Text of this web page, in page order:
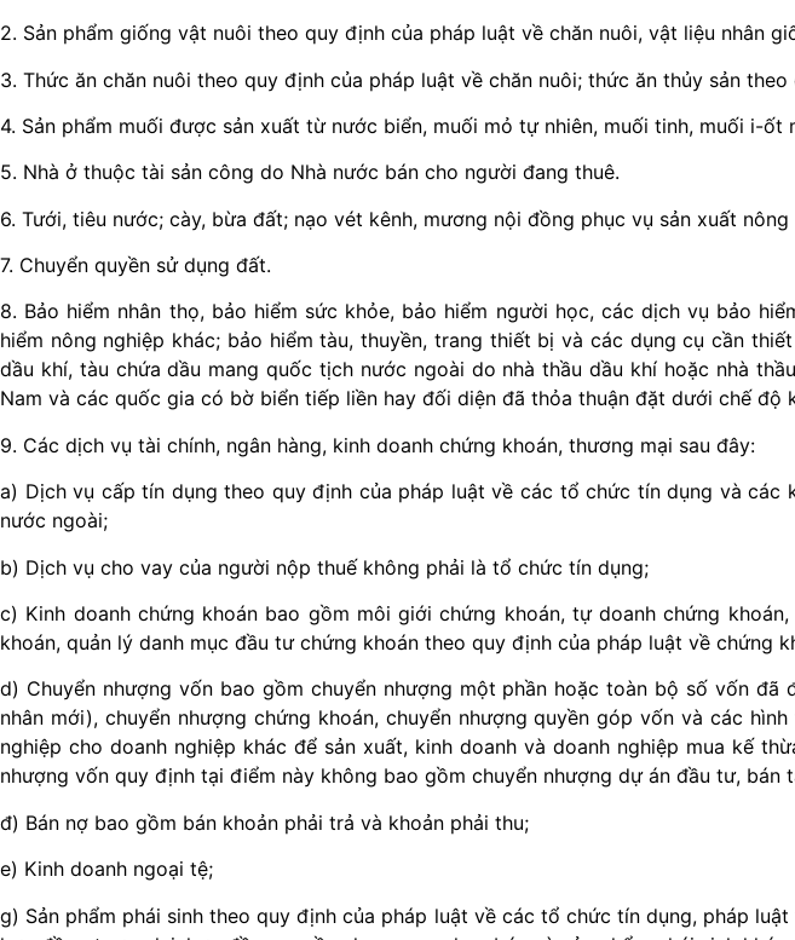
2. Sản phẩm giống vật nuôi theo quy định của pháp luật về chăn nuôi, vật liệu nhân
3. Thức ăn chăn nuôi theo quy định của pháp luật về chăn nuôi; thức ăn thủy sản
4. Sản phẩm muối được sản xuất từ nước biển, muối mỏ tự nhiên, muối tinh, muối i-
5. Nhà ở thuộc tài sản công do Nhà nước bán cho người đang thuê.
6. Tưới, tiêu nước; cày, bừa đất; nạo vét kênh, mương nội đồng phục vụ sản xuất
7. Chuyển quyền sử dụng đất.
8. Bảo hiểm nhân thọ, bảo hiểm sức khỏe, bảo hiểm người học, các dịch vụ bảo
hiểm nông nghiệp khác; bảo hiểm tàu, thuyền, trang thiết bị và các dụng cụ cần
dầu khí, tàu chứa dầu mang quốc tịch nước ngoài do nhà thầu dầu khí hoặc nhà
Nam và các quốc gia có bờ biển tiếp liền hay đối diện đã thỏa thuận đặt dưới chế độ
9. Các dịch vụ tài chính, ngân hàng, kinh doanh chứng khoán, thương mại sau đây:
a) Dịch vụ cấp tín dụng theo quy định của pháp luật về các tổ chức tín dụng và các
nước ngoài;
b) Dịch vụ cho vay của người nộp thuế không phải là tổ chức tín dụng;
c) Kinh doanh chứng khoán bao gồm môi giới chứng khoán, tự doanh chứng
khoán, quản lý danh mục đầu tư chứng khoán theo quy định của pháp luật về chứng
d) Chuyển nhượng vốn bao gồm chuyển nhượng một phần hoặc toàn bộ số vốn
nhân mới), chuyển nhượng chứng khoán, chuyển nhượng quyền góp vốn và các
nghiệp cho doanh nghiệp khác để sản xuất, kinh doanh và doanh nghiệp mua kế
nhượng vốn quy định tại điểm này không bao gồm chuyển nhượng dự án đầu tư, bán
đ) Bán nợ bao gồm bán khoản phải trả và khoản phải thu;
e) Kinh doanh ngoại tệ;
g) Sản phẩm phái sinh theo quy định của pháp luật về các tổ chức tín dụng, pháp